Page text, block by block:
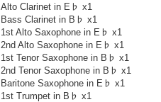
Alto Clarinet in E♭ x1
Bass Clarinet in B♭ x1
1st Alto Saxophone in E♭ x1
2nd Alto Saxophone in E♭ x1
1st Tenor Saxophone in B♭ x1
2nd Tenor Saxophone in B♭ x1
Baritone Saxophone in E♭ x1
1st Trumpet in B♭ x1